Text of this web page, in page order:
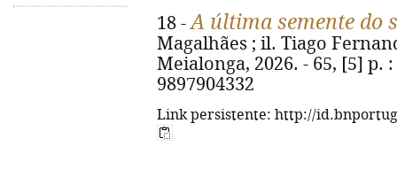
18 -A última semente do
Magalhães ; il. Tiago
Meialonga, 2026. - 65, [5] p.
9897904332
Link persistente: http://